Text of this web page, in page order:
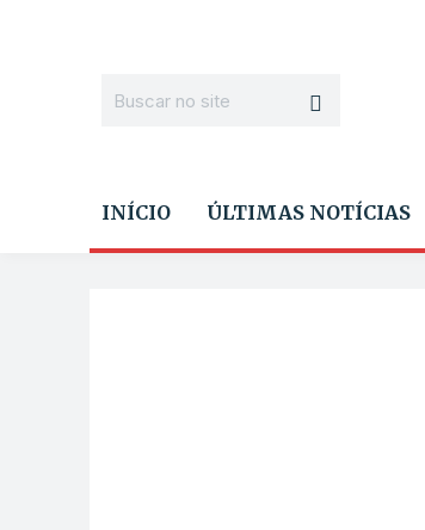
INÍCIO ÚLTIMAS NOTÍCIAS